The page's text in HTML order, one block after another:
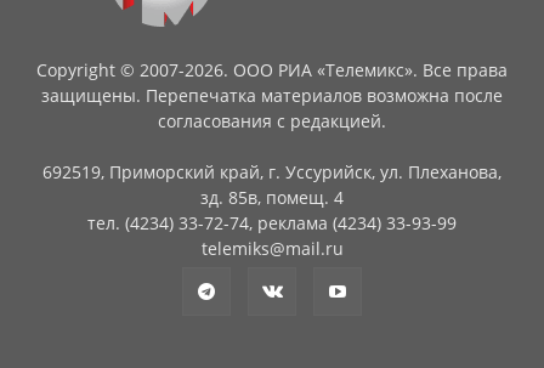
Copyright © 2007-2026. ООО РИА «Телемикс». Все права
защищены. Перепечатка материалов возможна после
согласования с редакцией.
692519, Приморский край, г. Уссурийск, ул. Плеханова,
зд. 85в, помещ. 4
тел. (4234) 33-72-74, реклама (4234) 33-93-99
telemiks@mail.ru